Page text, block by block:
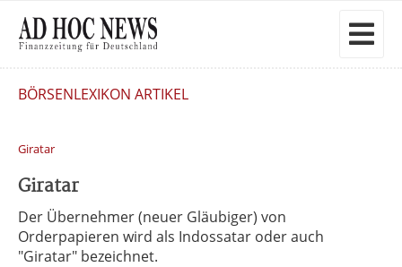
BÖRSENLEXIKON ARTIKEL
Giratar
Giratar
Der Übernehmer (neuer Gläubiger) von
Orderpapieren wird als Indossatar oder auch
"Giratar" bezeichnet.